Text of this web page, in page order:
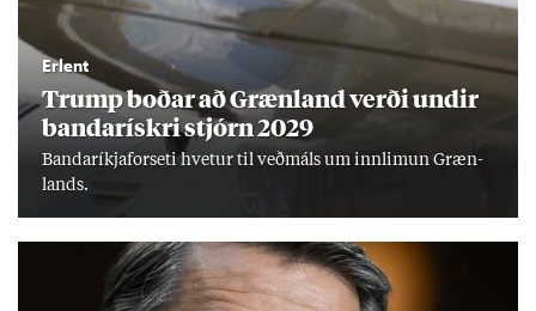
Erlent
Trump boð­ar að Græn­land verði und­ir
banda­rískri stjórn 2029
Banda­ríkja­for­seti hvet­ur til veð­máls um inn­limun Græn­
lands.